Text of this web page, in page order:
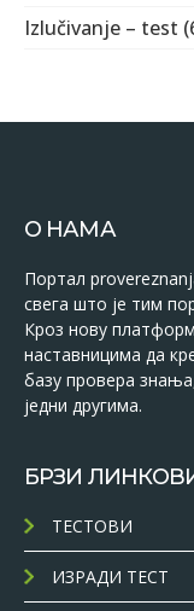
Izlučivanje – test
О НАМА
Портал
свега што је тим
Кроз нову
наставницима да
базу провера
једни другима.
БРЗИ
ТЕСТОВИ
ИЗРАДИ ТЕСТ